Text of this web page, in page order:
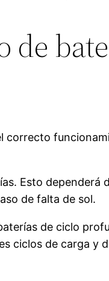
de
correcto
Esto dependerá
de falta de sol.
de ciclo
ciclos de carga y